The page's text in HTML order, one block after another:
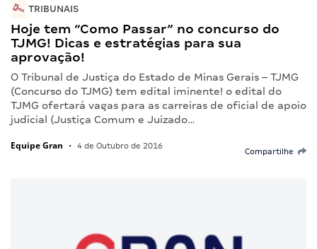
TRIBUNAIS
Hoje tem “Como Passar” no concurso do
TJMG! Dicas e estratégias para sua
aprovação!
O Tribunal de Justiça do Estado de Minas Gerais – TJMG
(Concurso do TJMG) tem edital iminente! o edital do
TJMG ofertará vagas para as carreiras de oficial de apoio
judicial (Justiça Comum e Juizado…
Equipe Gran • 4 de Outubro de 2016
Compartilhe